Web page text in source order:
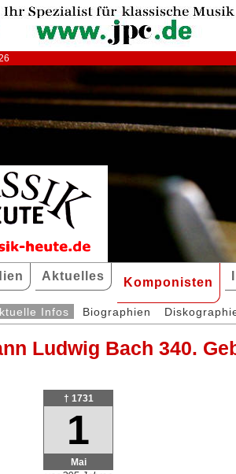
Aktuelles Komponisten
Infos Biographien
Ludwig Bach 340.
† 1731
1
Mai